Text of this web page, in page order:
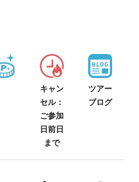
キャン
セル：
ご参加
日前日
まで
ツアー
ブログ